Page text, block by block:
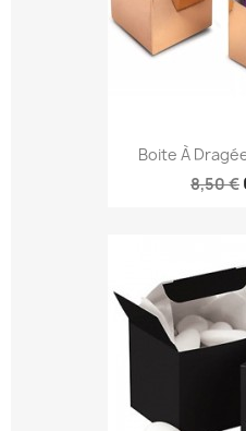
Boite À
8,50 €